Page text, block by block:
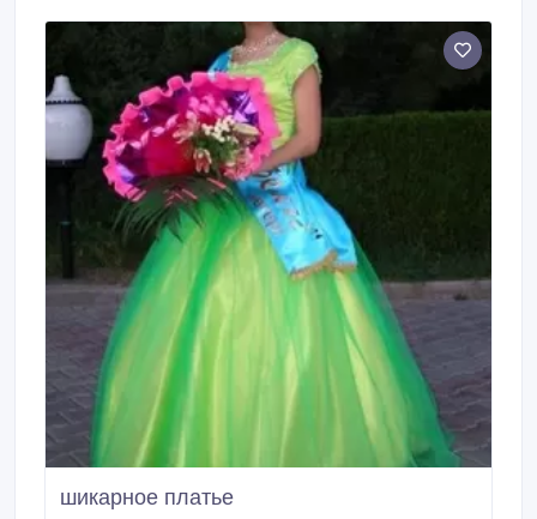
принесут малышу только удовольствие; различные
средство для мытья детских бутылочек, с которым
можно больше не переживать за маленький
организм.
шикарное платье